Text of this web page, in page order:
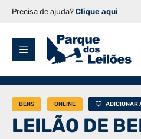
Precisa de ajuda? Clique aqui
BENS ONLINE ADICIONAR
LEILÃO DE